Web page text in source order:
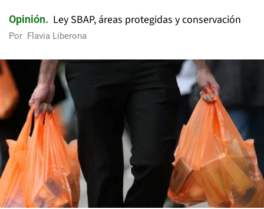
Opinión Ley SBAP, áreas protegidas y conservación
Por Flavia Liberona